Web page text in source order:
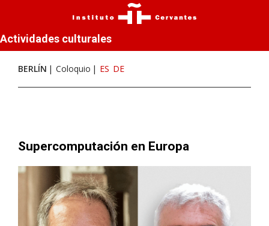
Actividades culturales
BERLÍN Coloquio ES DE
Supercomputación en Europa